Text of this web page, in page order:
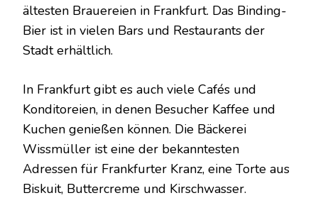
ältesten Brauereien in Frankfurt. Das Binding-
Bier ist in vielen Bars und Restaurants der
Stadt erhältlich.
In Frankfurt gibt es auch viele Cafés und
Konditoreien, in denen Besucher Kaffee und
Kuchen genießen können. Die Bäckerei
Wissmüller ist eine der bekanntesten
Adressen für Frankfurter Kranz, eine Torte aus
Biskuit, Buttercreme und Kirschwasser.